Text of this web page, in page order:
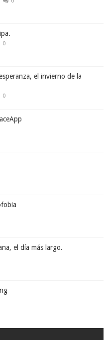
0
el invierno de la
0
el día más largo.